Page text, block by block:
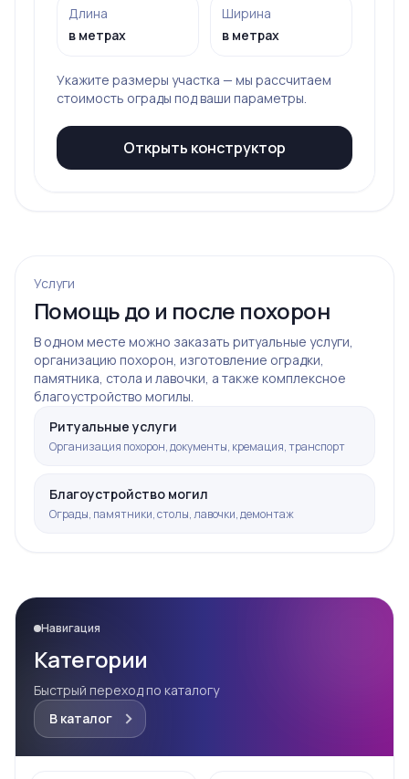
Длина
в метрах
Ширина
в метрах
Укажите размеры участка — мы рассчитаем
стоимость ограды под ваши параметры.
Открыть конструктор
Услуги
Помощь до и после похорон
В одном месте можно заказать ритуальные услуги,
организацию похорон, изготовление оградки,
памятника, стола и лавочки, а также комплексное
благоустройство могилы.
Ритуальные услуги
Организация похорон, документы, кремация, транспорт
Благоустройство могил
Ограды, памятники, столы, лавочки, демонтаж
Навигация
Категории
Быстрый переход по каталогу
В каталог